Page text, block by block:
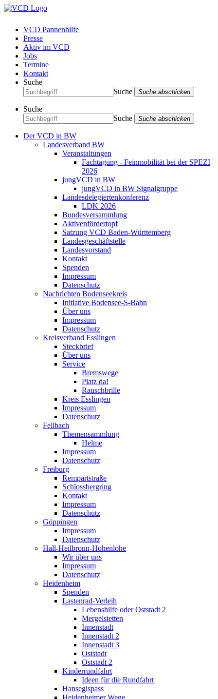
VCD Pannenhilfe
Presse
Aktiv im VCD
Jobs
Termine
Kontakt
Suche
Suche
Suche abschicken
Suche
Suche
Suche abschicken
Der VCD in BW
Landesverband BW
Veranstaltungen
Fachtagung - Feinmobilität bei der SPEZI
2026
jungVCD in BW
jungVCD in BW Signalgruppe
Landesdelegiertenkonferenz
LDK 2026
Bundesversammlung
Aktivenfördertopf
Satzung VCD Baden-Württemberg
Landesgeschäftstelle
Landesvorstand
Kontakt
Spenden
Impressum
Datenschutz
Nachrichten Bodenseekreis
Initiative Bodensee-S-Bahn
Über uns
Impressum
Datenschutz
Kreisverband Esslingen
Steckbrief
Über uns
Service
Bremswege
Platz da!
Rauschbrille
Kreis Esslingen
Impressum
Datenschutz
Fellbach
Themensammlung
Helme
Impressum
Datenschutz
Freiburg
Rempartstraße
Schlossbergring
Kontakt
Impressum
Datenschutz
Göppingen
Impressum
Datenschutz
Hall-Heilbronn-Hohenlohe
Wir über uns
Impressum
Datenschutz
Heidenheim
Spenden
Lastenrad-Verleih
Lebenshilfe oder Oststadt 2
Mergelstetten
Innenstadt
Innenstadt 2
Innenstadt 3
Oststadt
Oststadt 2
Kinderrundfahrt
Ideen für die Rundfahrt
Hansegispass
Heidenheimer Wege